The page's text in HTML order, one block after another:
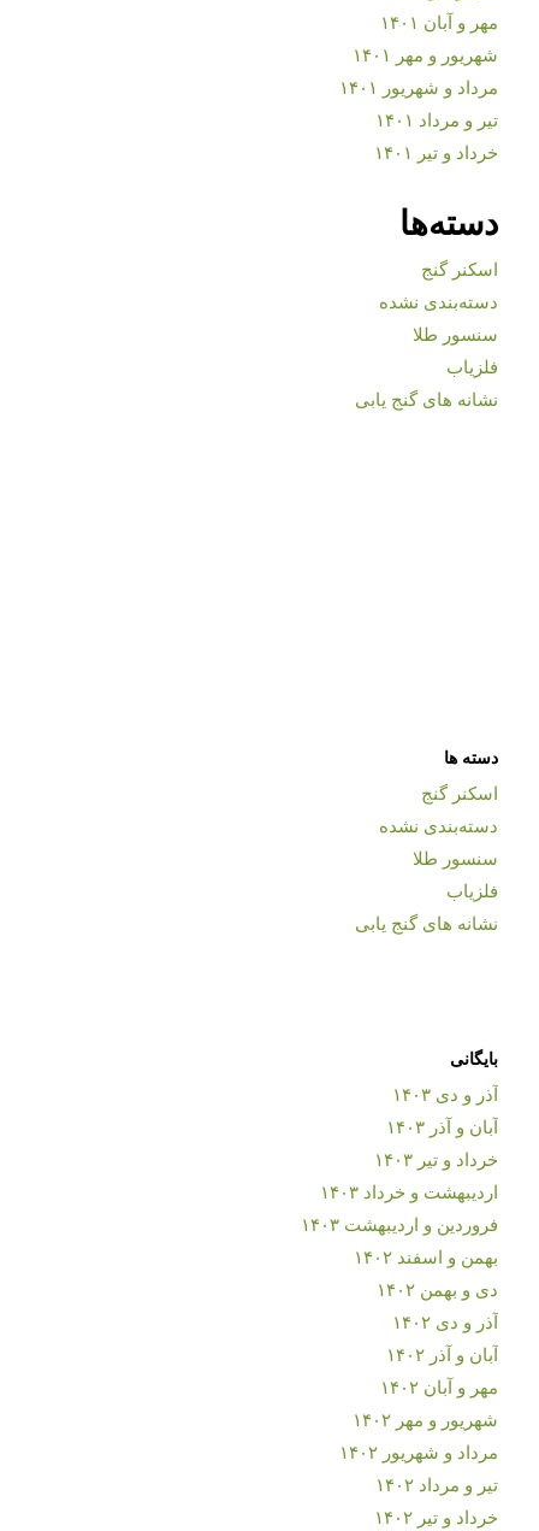
مهر و آبان ۱۴۰۱
شهریور و مهر ۱۴۰۱
مرداد و شهریور ۱۴۰۱
تیر و مرداد ۱۴۰۱
خرداد و تیر ۱۴۰۱
دسته‌ها
اسکنر گنج
دسته‌بندی نشده
سنسور طلا
فلزیاب
نشانه های گنج یابی
دسته ها
اسکنر گنج
دسته‌بندی نشده
سنسور طلا
فلزیاب
نشانه های گنج یابی
بایگانی
آذر و دی ۱۴۰۳
آبان و آذر ۱۴۰۳
خرداد و تیر ۱۴۰۳
اردیبهشت و خرداد ۱۴۰۳
فروردین و اردیبهشت ۱۴۰۳
بهمن و اسفند ۱۴۰۲
دی و بهمن ۱۴۰۲
آذر و دی ۱۴۰۲
آبان و آذر ۱۴۰۲
مهر و آبان ۱۴۰۲
شهریور و مهر ۱۴۰۲
مرداد و شهریور ۱۴۰۲
تیر و مرداد ۱۴۰۲
خرداد و تیر ۱۴۰۲